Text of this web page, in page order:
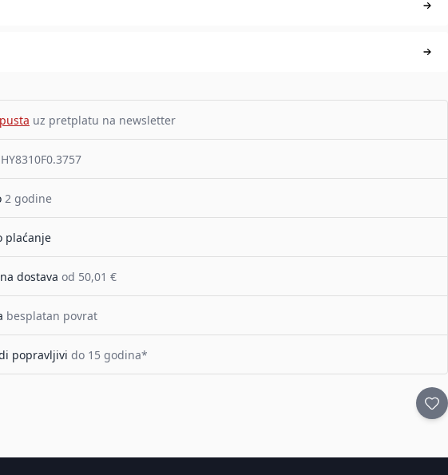
uz pretplatu na newsletter
HY8310F0.3757
2 godine
plaćanje
dostava od 50,01 €
besplatan povrat
popravljivi do 15 godina*